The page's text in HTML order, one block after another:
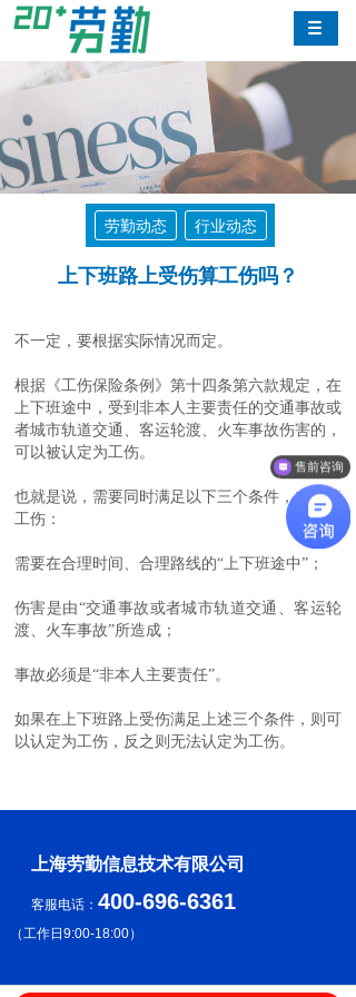
劳勤动态 行业动态
上下班路上受伤算工伤吗？
不一定，要根据实际情况而定。
根据《工伤保险条例》第十四条第六款规定，在
上下班途中，受到非本人主要责任的交通事故或
者城市轨道交通、客运轮渡、火车事故伤害的，
可以被认定为工伤。
也就是说，需要同时满足以下三个条件，才能算
工伤：
需要在合理时间、合理路线的“上下班途中”；
伤害是由“交通事故或者城市轨道交通、客运轮
渡、火车事故”所造成；
事故必须是“非本人主要责任”。
如果在上下班路上受伤满足上述三个条件，则可
以认定为工伤，反之则无法认定为工伤。
客服电话： 400-696-6361
（工作日9:00-18:00）
上海劳勤信息技术有限公司
售前咨询